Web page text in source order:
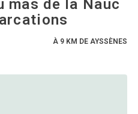
mas de la Nauc
À 9 KM DE AYSSÈNES